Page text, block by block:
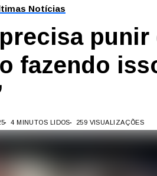
Notícias
precisa
fazendo
4 MINUTOS LIDOS 259 VISUALIZAÇÕES